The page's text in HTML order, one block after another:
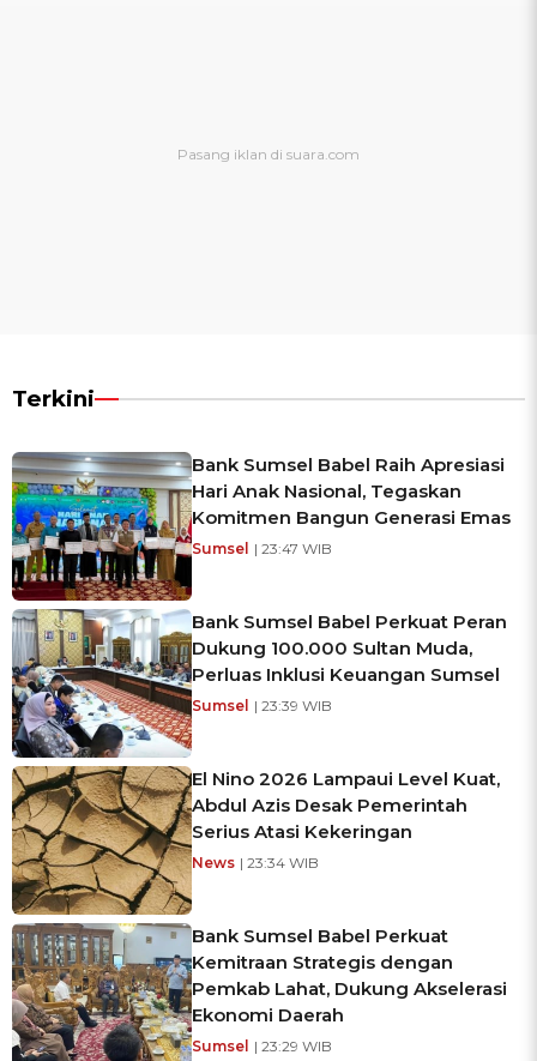
Terkini
Bank Sumsel Babel Raih Apresiasi
Hari Anak Nasional, Tegaskan
Komitmen Bangun Generasi Emas
Sumsel | 23:47 WIB
Bank Sumsel Babel Perkuat Peran
Dukung 100.000 Sultan Muda,
Perluas Inklusi Keuangan Sumsel
Sumsel | 23:39 WIB
El Nino 2026 Lampaui Level Kuat,
Abdul Azis Desak Pemerintah
Serius Atasi Kekeringan
News | 23:34 WIB
Bank Sumsel Babel Perkuat
Kemitraan Strategis dengan
Pemkab Lahat, Dukung Akselerasi
Ekonomi Daerah
Sumsel | 23:29 WIB